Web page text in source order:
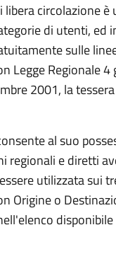
libera circolazione
di utenti, ed
sulle
Legge Regionale
2001, la
al suo
regionali e diretti
utilizzata sui
Origine o